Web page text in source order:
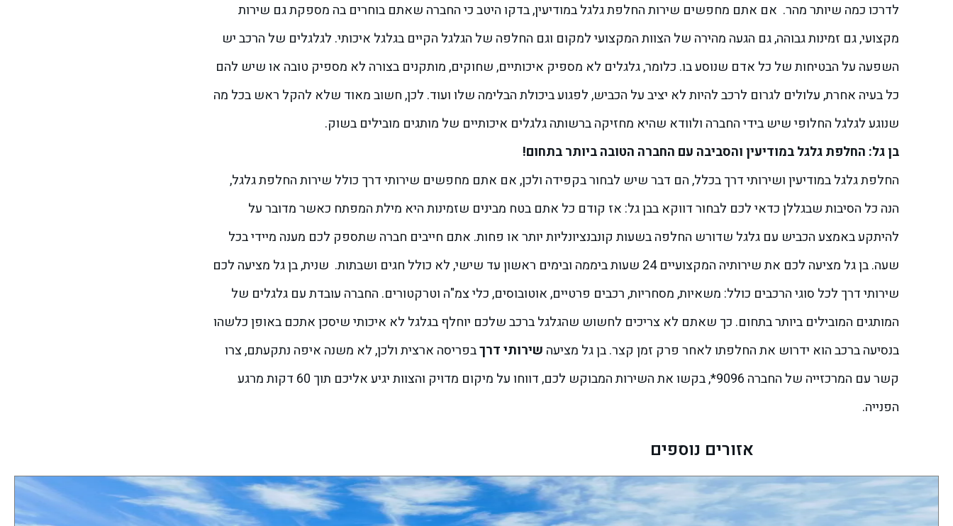
לדרכו כמה שיותר מהר. אם אתם מחפשים שירות החלפת גלגל במודיעין, בדקו היטב כי החברה שאתם בוחרים בה מספקת גם שירות
מקצועי, גם זמינות גבוהה, גם הגעה מהירה של הצוות המקצועי למקום וגם החלפה של הגלגל הקיים בגלגל איכותי. לגלגלים של הרכב יש
השפעה על הבטיחות של כל אדם שנוסע בו. כלומר, גלגלים לא מספיק איכותיים, שחוקים, מותקנים בצורה לא מספיק טובה או שיש להם
כל בעיה אחרת, עלולים לגרום לרכב להיות לא יציב על הכביש, לפגוע ביכולת הבלימה שלו ועוד. לכן, חשוב מאוד שלא להקל ראש בכל מה
שנוגע לגלגל החלופי שיש בידי החברה ולוודא שהיא מחזיקה ברשותה גלגלים איכותיים של מותגים מובילים בשוק.
בן גל: החלפת גלגל במודיעין והסביבה עם החברה הטובה ביותר בתחום!
החלפת גלגל במודיעין ושירותי דרך בכלל, הם דבר שיש לבחור בקפידה ולכן, אם אתם מחפשים שירותי דרך כולל שירות החלפת גלגל,
הנה כל הסיבות שבגללן כדאי לכם לבחור דווקא בבן גל: אז קודם כל אתם בטח מבינים שזמינות היא מילת המפתח כאשר מדובר על
להיתקע באמצע הכביש עם גלגל שדורש החלפה בשעות קונבנציונליות יותר או פחות. אתם חייבים חברה שתספק לכם מענה מיידי בכל
שעה. בן גל מציעה לכם את שירותיה המקצועיים 24 שעות ביממה ובימים ראשון עד שישי, לא כולל חגים ושבתות.
שנית, בן גל מציעה לכם
שירותי דרך לכל סוגי הרכבים כולל: משאיות, מסחריות, רכבים פרטיים, אוטובוסים, כלי צמ"ה וטרקטורים. החברה עובדת עם גלגלים של
המותגים המובילים ביותר בתחום. כך שאתם לא צריכים לחשוש שהגלגל ברכב שלכם יוחלף בגלגל לא איכותי שיסכן אתכם באופן כלשהו
בנסיעה ברכב הוא ידרוש את החלפתו לאחר פרק זמן קצר.בן גל מציעה שירותי דרךבפריסה ארצית ולכן, לא משנה איפה נתקעתם, צרו
קשר עם המרכזייה של החברה 9096*, בקשו את השירות המבוקש לכם, דווחו על מיקום מדויק והצוות יגיע אליכם תוך 60 דקות מרגע
הפנייה.
אזורים נוספים